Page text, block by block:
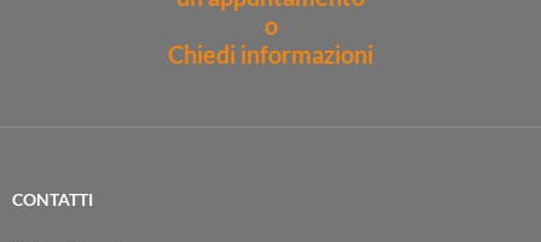
o
Chiedi informazioni
CONTATTI